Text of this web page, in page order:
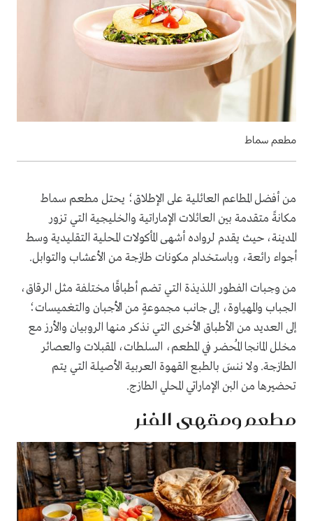
مطعم سماط
من أفضل المطاعم العائلية على الإطلاق؛ يحتل مطعم سماط
مكانةً متقدمة بين العائلات الإماراتية والخليجية التي تزور
المدينة، حيث يقدم لرواده أشهى المأكولات المحلية التقليدية وسط
أجواء رائعة، وباستخدام مكونات طازجة من الأعشاب والتوابل.
من وجبات الفطور اللذيذة التي تضم أطباقًا مختلفة مثل الرقاق،
الجباب والمهياوة، إلى جانب مجموعةٍ من الأجبان والتغميسات؛
إلى العديد من الأطباق الأخرى التي نذكر منها الروبيان والأرز مع
مخلل المانجا المُحضر في المطعم، السلطات، المقبلات والعصائر
الطازجة. ولا ننسَ بالطبع القهوة العربية الأصيلة التي يتم
تحضيرها من البن الإماراتي المحلي الطازج.
مطعم ومقهى الفنر